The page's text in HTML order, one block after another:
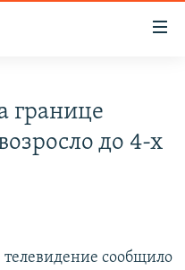
границе
до 4-х
телевидение сообщило